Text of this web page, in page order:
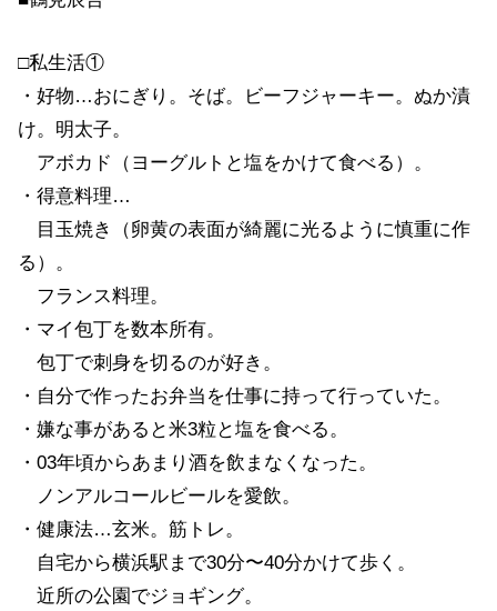
□私生活①
・好物…おにぎり。そば。ビーフジャーキー。ぬか漬
け。明太子。
アボカド（ヨーグルトと塩をかけて食べる）。
・得意料理…
目玉焼き（卵黄の表面が綺麗に光るように慎重に作
る）。
フランス料理。
・マイ包丁を数本所有。
包丁で刺身を切るのが好き。
・自分で作ったお弁当を仕事に持って行っていた。
・嫌な事があると米3粒と塩を食べる。
・03年頃からあまり酒を飲まなくなった。
ノンアルコールビールを愛飲。
・健康法…玄米。筋トレ。
自宅から横浜駅まで30分〜40分かけて歩く。
近所の公園でジョギング。